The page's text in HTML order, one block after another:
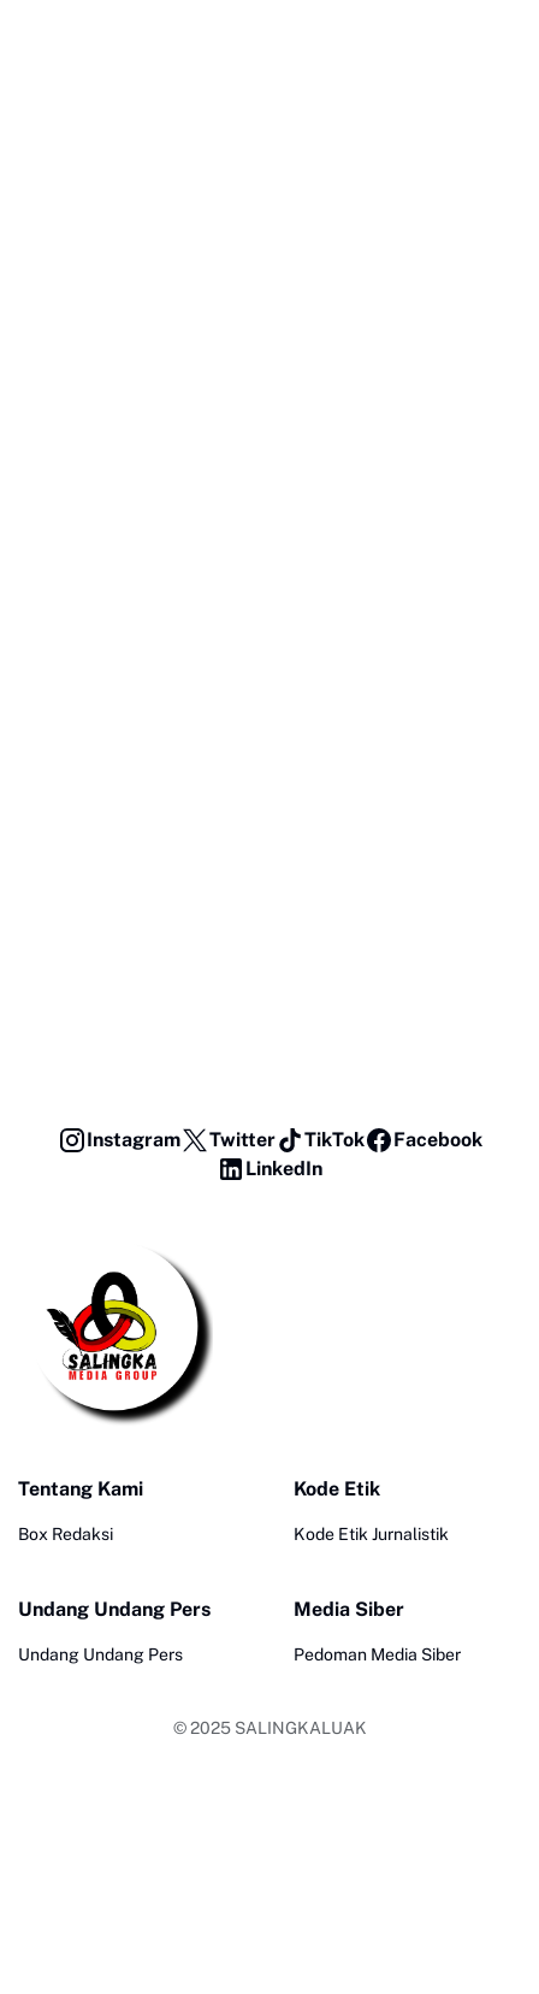
Instagram Twitter TikTok
Facebook
LinkedIn
Tentang Kami
Box Redaksi
Kode Etik
Kode Etik Jurnalistik
Undang Undang Pers
Undang Undang Pers
Media Siber
Pedoman Media Siber
© 2025 SALINGKALUAK